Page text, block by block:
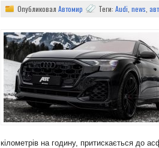
Опубликовал Автомир Теги: Audi news
кілометрів на годину, притискається до